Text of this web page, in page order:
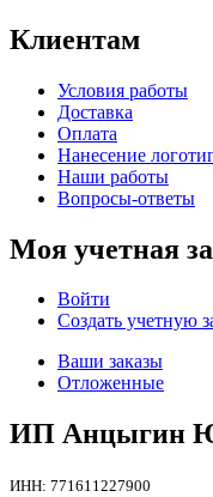
Клиентам
Условия работы
Доставка
Оплата
Нанесение
Наши работы
Вопросы-ответы
Моя учетная
Войти
Создать учетную
Ваши заказы
Отложенные
ИП Анцыгин
ИНН: 771611227900